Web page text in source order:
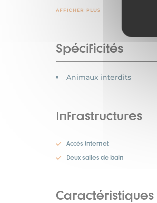
AFFICHER PLUS
Spécificités
Animaux interdits
Infrastructures
Accès internet
Deux salles de bain
Caractéristiques